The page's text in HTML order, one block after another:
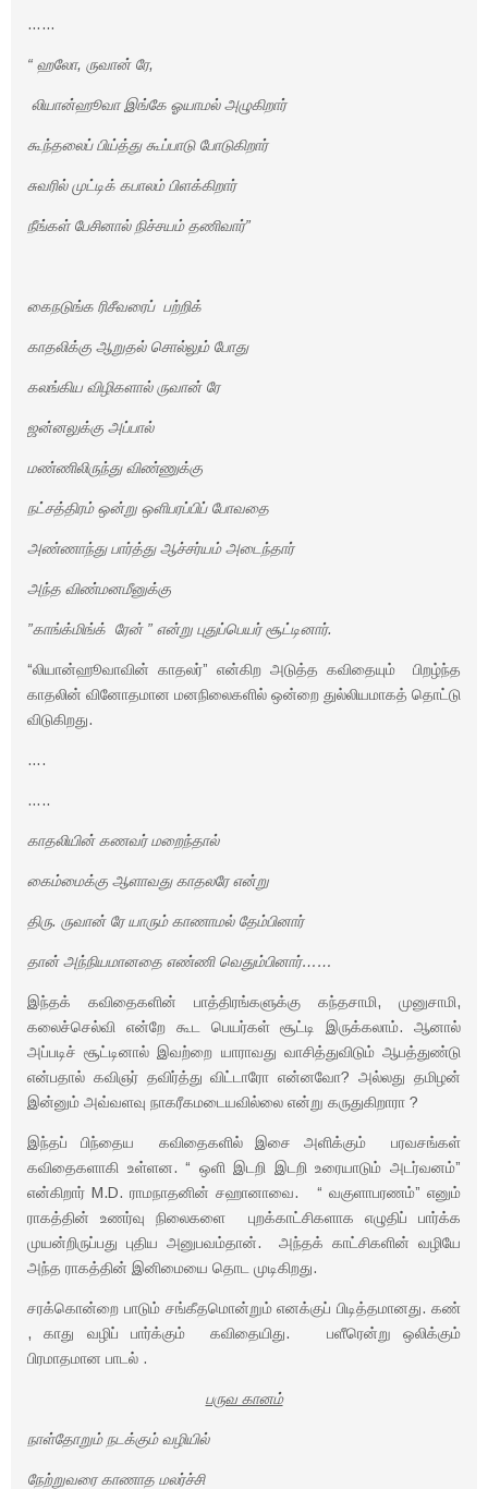
……
“ ஹலோ, ருவான் ரே,
லியான்ஹூவா இங்கே ஓயாமல் அழுகிறார்
கூந்தலைப் பிய்த்து கூப்பாடு போடுகிறார்
சுவரில் முட்டிக் கபாலம் பிளக்கிறார்
நீங்கள் பேசினால் நிச்சயம் தணிவார்”
கைநடுங்க ரிசீவரைப் பற்றிக்
காதலிக்கு ஆறுதல் சொல்லும் போது
கலங்கிய விழிகளால் ருவான் ரே
ஜன்னலுக்கு அப்பால்
மண்ணிலிருந்து விண்ணுக்கு
நட்சத்திரம் ஒன்று ஒளிபரப்பிப் போவதை
அண்ணாந்து பார்த்து ஆச்சர்யம் அடைந்தார்
அந்த விண்மனமீனுக்கு
”காங்க்மிங்க் ரேன் ” என்று புதுப்பெயர் சூட்டினார்.
“லியான்ஹூவாவின் காதலர்” என்கிற அடுத்த கவிதையும் பிறழ்ந்த
காதலின் வினோதமான மனநிலைகளில் ஒன்றை துல்லியமாகத் தொட்டு
விடுகிறது.
….
…..
காதலியின் கணவர் மறைந்தால்
கைம்மைக்கு ஆளாவது காதலரே என்று
திரு. ருவான் ரே யாரும் காணாமல் தேம்பினார்
தான் அந்நியமானதை எண்ணி வெதும்பினார்……
இந்தக் கவிதைகளின் பாத்திரங்களுக்கு கந்தசாமி, முனுசாமி,
கலைச்செல்வி என்றே கூட பெயர்கள் சூட்டி இருக்கலாம். ஆனால்
அப்படிச் சூட்டினால் இவற்றை யாராவது வாசித்துவிடும் ஆபத்துண்டு
என்பதால் கவிஞர் தவிர்த்து விட்டாரோ என்னவோ? அல்லது தமிழன்
இன்னும் அவ்வளவு நாகரீகமடையவில்லை என்று கருதுகிறாரா ?
இந்தப் பிந்தைய கவிதைகளில் இசை அளிக்கும் பரவசங்கள்
கவிதைகளாகி உள்ளன. “ ஒளி இடறி இடறி உரையாடும் அடர்வனம்”
என்கிறார் M.D. ராமநாதனின் சஹானாவை. “ வகுளாபரணம்” எனும்
ராகத்தின் உணர்வு நிலைகளை புறக்காட்சிகளாக எழுதிப் பார்க்க
முயன்றிருப்பது புதிய அனுபவம்தான். அந்தக் காட்சிகளின் வழியே
அந்த ராகத்தின் இனிமையை தொட முடிகிறது.
சரக்கொன்றை பாடும் சங்கீதமொன்றும் எனக்குப் பிடித்தமானது. கண்
, காது வழிப் பார்க்கும் கவிதையிது. பளீரென்று ஒலிக்கும்
பிரமாதமான பாடல் .
பருவ கானம்
நாள்தோறும் நடக்கும் வழியில்
நேற்றுவரை காணாத மலர்ச்சி